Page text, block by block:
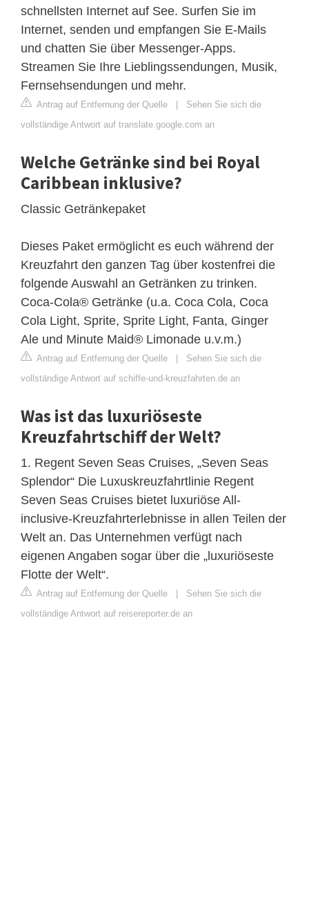
schnellsten Internet auf See. Surfen Sie im
Internet, senden und empfangen Sie E-Mails
und chatten Sie über Messenger-Apps.
Streamen Sie Ihre Lieblingssendungen, Musik,
Fernsehsendungen und mehr.
Antrag auf Entfernung der Quelle | Sehen Sie sich die
vollständige Antwort auf translate.google.com an
Welche Getränke sind bei Royal
Caribbean inklusive?
Classic Getränkepaket
Dieses Paket ermöglicht es euch während der
Kreuzfahrt den ganzen Tag über kostenfrei die
folgende Auswahl an Getränken zu trinken.
Coca-Cola® Getränke (u.a. Coca Cola, Coca
Cola Light, Sprite, Sprite Light, Fanta, Ginger
Ale und Minute Maid® Limonade u.v.m.)
Antrag auf Entfernung der Quelle | Sehen Sie sich die
vollständige Antwort auf schiffe-und-kreuzfahrten.de an
Was ist das luxuriöseste
Kreuzfahrtschiff der Welt?
1. Regent Seven Seas Cruises, „Seven Seas
Splendor“ Die Luxuskreuzfahrtlinie Regent
Seven Seas Cruises bietet luxuriöse All-
inclusive-Kreuzfahrterlebnisse in allen Teilen der
Welt an. Das Unternehmen verfügt nach
eigenen Angaben sogar über die „luxuriöseste
Flotte der Welt“.
Antrag auf Entfernung der Quelle | Sehen Sie sich die
vollständige Antwort auf reisereporter.de an